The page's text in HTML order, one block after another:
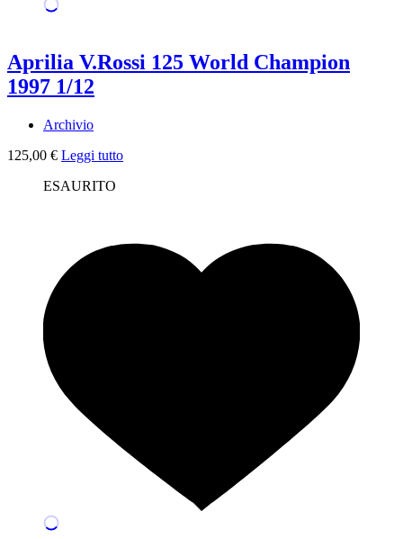
Aprilia V.Rossi 125 World Champion
1997 1/12
Archivio
125,00 € Leggi tutto
ESAURITO